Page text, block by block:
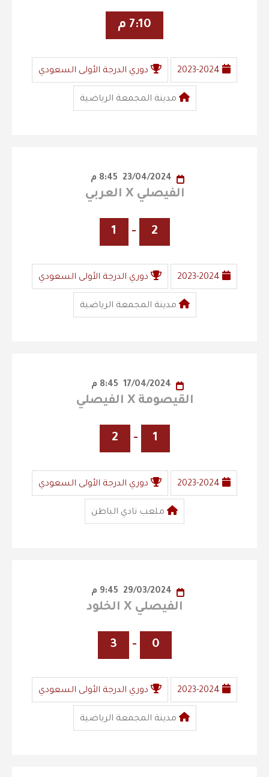
7:10 م
2023-2024 دوري الدرجة الأولى السعودي
مدينة المجمعة الرياضية
الفيصلي X العربي
2
-
1
2023-2024 دوري الدرجة الأولى السعودي
مدينة المجمعة الرياضية
القيصومة X الفيصلي
1
-
2
2023-2024 دوري الدرجة الأولى السعودي
ملعب نادي الباطن
الفيصلي X الخلود
0
-
3
2023-2024 دوري الدرجة الأولى السعودي
مدينة المجمعة الرياضية